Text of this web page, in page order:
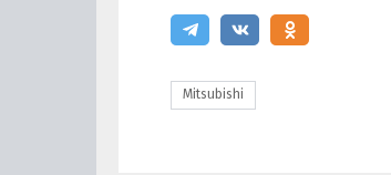
Mitsubishi